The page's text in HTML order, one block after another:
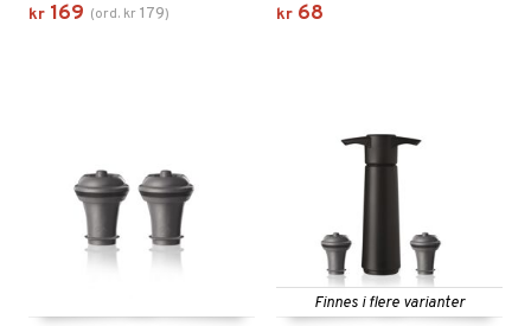
kr 169 (ord. kr 179) kr 68
Finnes i flere varianter